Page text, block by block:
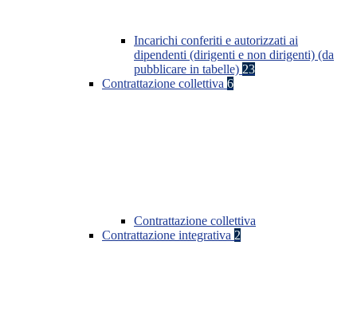
Incarichi conferiti e autorizzati ai
dipendenti (dirigenti e non dirigenti) (da
pubblicare in tabelle) 23
Contrattazione collettiva 6
Contrattazione collettiva
Contrattazione integrativa 2